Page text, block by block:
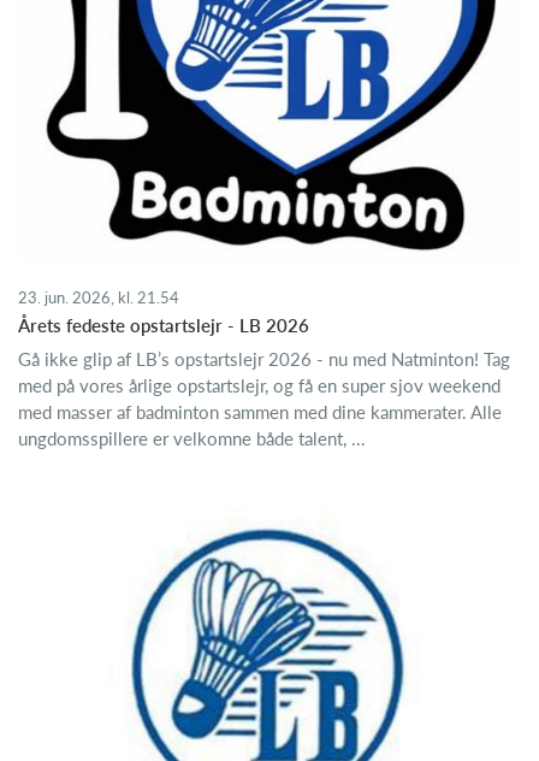
23. jun. 2026, kl. 21.54
Årets fedeste opstartslejr - LB 2026
Gå ikke glip af LB’s opstartslejr 2026 - nu med Natminton! Tag
med på vores årlige opstartslejr, og få en super sjov weekend
med masser af badminton sammen med dine kammerater. Alle
ungdomsspillere er velkomne både talent, ...